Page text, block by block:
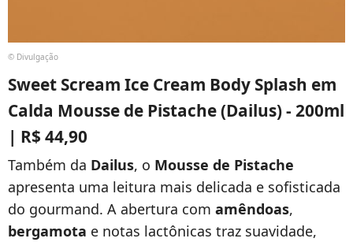
© Divulgação
Sweet Scream Ice Cream Body Splash em
Calda Mousse de Pistache (Dailus) - 200ml
| R$ 44,90
Também da Dailus, o Mousse de Pistache
apresenta uma leitura mais delicada e sofisticada
do gourmand. A abertura com amêndoas,
bergamota e notas lactônicas traz suavidade,